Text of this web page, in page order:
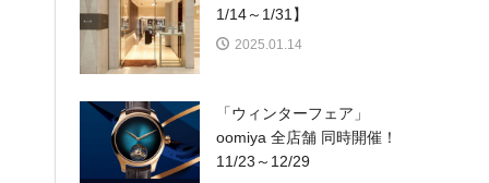
1/14～1/31】
2025.01.14
「ウィンターフェア」
oomiya 全店舗 同時開催！
11/23～12/29